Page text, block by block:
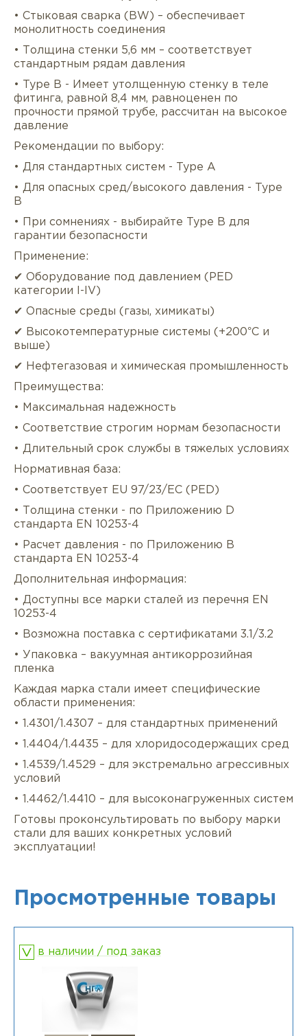
Описание Характеристики
Услуги Оплата/доставка Отзывы/
• Стыковая сварка (BW) – обеспечивает
монолитность соединения
• Толщина стенки 5,6 мм – соответствует
стандартным рядам давления
• Type B - Имеет утолщенную стенку в теле
фитинга, равной 8,4 мм, равноценен по
прочности прямой трубе, рассчитан на высокое
давление
Рекомендации по выбору:
• Для стандартных систем - Type A
• Для опасных сред/высокого давления - Type
B
• При сомнениях - выбирайте Type B для
гарантии безопасности
Применение:
✔ Оборудование под давлением (PED
категории I-IV)
✔ Опасные среды (газы, химикаты)
✔ Высокотемпературные системы (+200°C и
выше)
✔ Нефтегазовая и химическая промышленность
Преимущества:
• Максимальная надежность
• Соответствие строгим нормам безопасности
• Длительный срок службы в тяжелых условиях
Нормативная база:
• Соответствует EU 97/23/EC (PED)
• Толщина стенки - по Приложению D
стандарта EN 10253-4
• Расчет давления - по Приложению B
стандарта EN 10253-4
Дополнительная информация:
• Доступны все марки сталей из перечня EN
10253-4
• Возможна поставка с сертификатами 3.1/3.2
• Упаковка – вакуумная антикоррозийная
пленка
Каждая марка стали имеет специфические
области применения:
• 1.4301/1.4307 – для стандартных применений
• 1.4404/1.4435 – для хлоридосодержащих сред
• 1.4539/1.4529 – для экстремально агрессивных
условий
• 1.4462/1.4410 – для высоконагруженных систем
Готовы проконсультировать по выбору марки
стали для ваших конкретных условий
эксплуатации!
Просмотренные товары
в наличии / под заказ